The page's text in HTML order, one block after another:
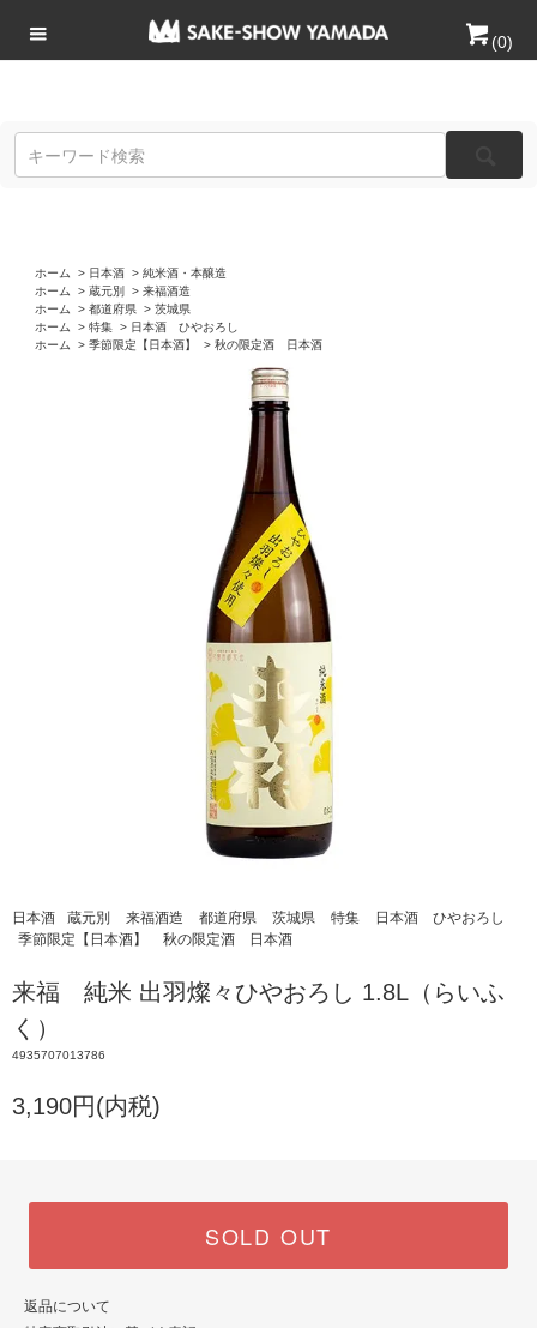
(0)
ホーム > 日本酒 > 純米酒・本醸造
ホーム
> 蔵元別 > 来福酒造
ホーム
> 都道府県 > 茨城県
ホーム
> 特集 > 日本酒 ひやおろし
ホーム
> 季節限定【日本酒】 > 秋の限定酒 日本酒
日本酒 蔵元別 来福酒造 都道府県 茨城県 特集
日本酒 ひやおろし
季節限定【日本酒】
秋の限定酒 日本酒
来福 純米 出羽燦々ひやおろし 1.8L（らいふ
く）
4935707013786
3,190円(内税)
SOLD OUT
返品について